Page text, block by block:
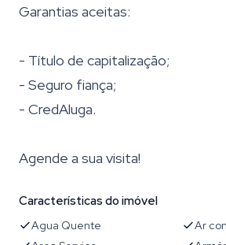
Garantias aceitas:
- Título de capitalização;
- Seguro fiança;
- CredAluga.
Agende a sua visita!
Características do imóvel
Agua Quente
Ar